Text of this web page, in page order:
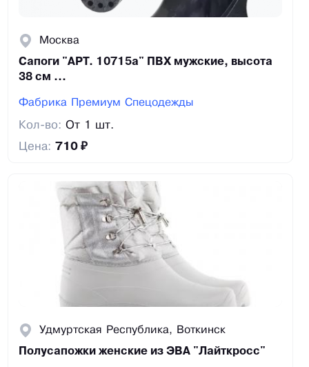
Москва
Сапоги "АРТ. 10715а" ПВХ мужские, высота
38 см ...
Фабрика Премиум Спецодежды
Кол-во: От 1 шт.
Цена: 710 ₽
Удмуртская Республика, Воткинск
Полусапожки женские из ЭВА "Лайткросс"